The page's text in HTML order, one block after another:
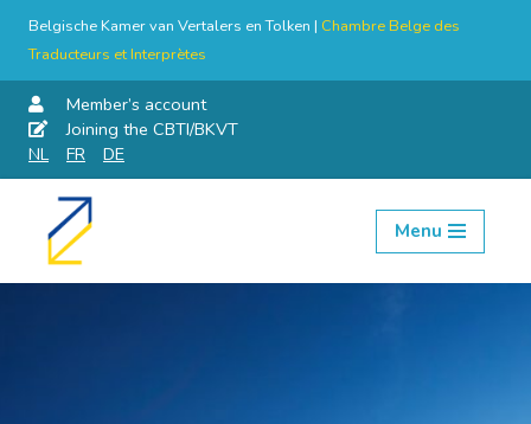
Belgische Kamer van Vertalers en Tolken | Chambre Belge des
Traducteurs et Interprètes
Member’s account
Joining the CBTI/BKVT
NL
FR DE
Skip
Menu